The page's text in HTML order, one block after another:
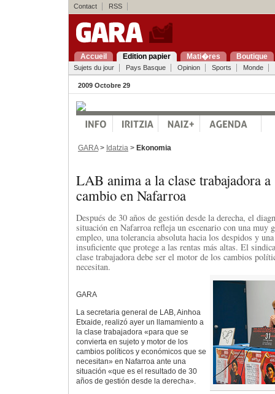
Contact RSS
Accueil Edition papier Mati�res Boutique
Sujets du jour Pays Basque Opinion Sports Monde
2009 Octobre 29
GARA> Idatzia > Ekonomia
LAB anima a la clase trabajadora
cambio en Nafarroa
Después de 30 años de gestión desde la derecha, el
situación en Nafarroa refleja un escenario con una muy
empleo, una tolerancia absoluta hacia los despidos y
insuficiente que protege a las rentas más altas. El
clase trabajadora debe ser el motor de los cambios
necesitan.
GARA
La secretaria general de LAB, Ainhoa
Etxaide, realizó ayer un llamamiento a
la clase trabajadora «para que se
convierta en sujeto y motor de los
cambios políticos y económicos que se
necesitan» en Nafarroa ante una
situación «que es el resultado de 30
años de gestión desde la derecha».